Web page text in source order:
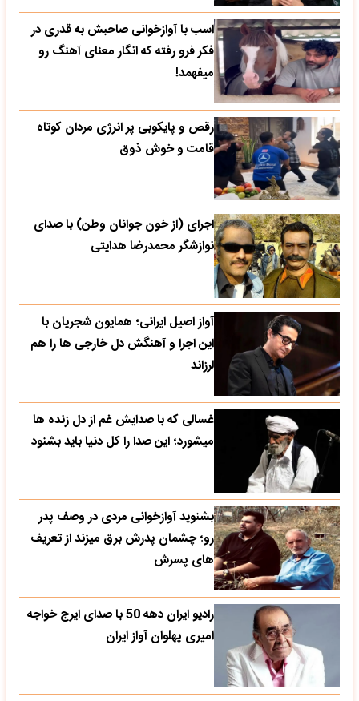
اسب با آوازخوانی صاحبش به قدری در
فکر فرو رفته که انگار معنای آهنگ رو
میفهمد!
رقص و پایکوبی پر انرژی مردان کوتاه
قامت و خوش ذوق
اجرای (از خون جوانان وطن) با صدای
نوازشگر محمدرضا هدایتی
آواز اصیل ایرانی؛ همایون شجریان با
این اجرا و آهنگش دل خارجی ها را هم
لرزاند
غسالی که با صدایش غم از دل زنده ها
میشورد؛ این صدا را کل دنیا باید بشنود
بشنوید آوازخوانی مردی در وصف پدر
رو؛ چشمان پدرش برق میزند از تعریف
های پسرش
رادیو ایران دهه 50 با صدای ایرج خواجه
امیری پهلوان آواز ایران